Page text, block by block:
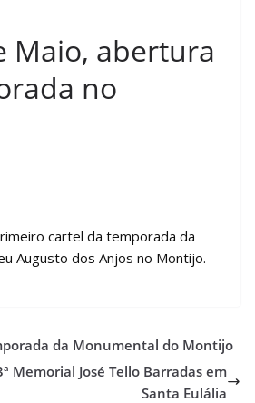
Maio, abertura
no
cartel da temporada da
Augusto dos Anjos no Montijo.
da Monumental do Montijo
Memorial José Tello Barradas em
Santa Eulália